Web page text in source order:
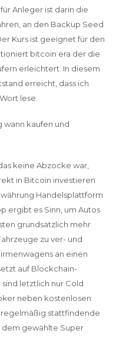
Anleger ist darin die
an den Backup Seed
Kurs ist geeignet für den
bitcoin era der die
erleichtert. In diesem
erreicht, dass ich
lese.
wann kaufen und
keine Abzocke war,
in Bitcoin investieren
Handelsplattform
ergibt es Sinn, um Autos
grundsätzlich mehr
zu ver- und
an einen
auf Blockchain-
letztlich nur Cold
neben kostenlosen
stattfindende
dem gewählte Super